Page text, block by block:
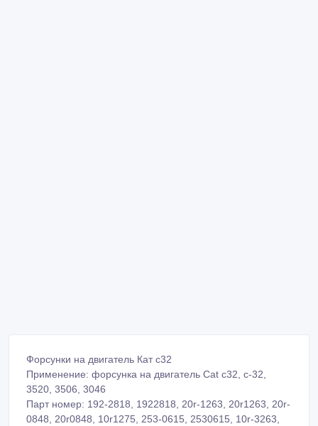
Форсунки на двигатель Кат с32
Применение: форсунка на двигатель Cat c32, c-32,
3520, 3506, 3046
Парт номер: 192-2818, 1922818, 20r-1263, 20r1263, 20r-
0848, 20r0848, 10r1275, 253-0615, 2530615, 10r-3263,